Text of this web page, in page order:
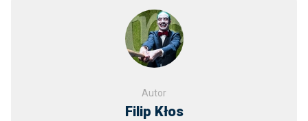
Autor
Filip Kłos